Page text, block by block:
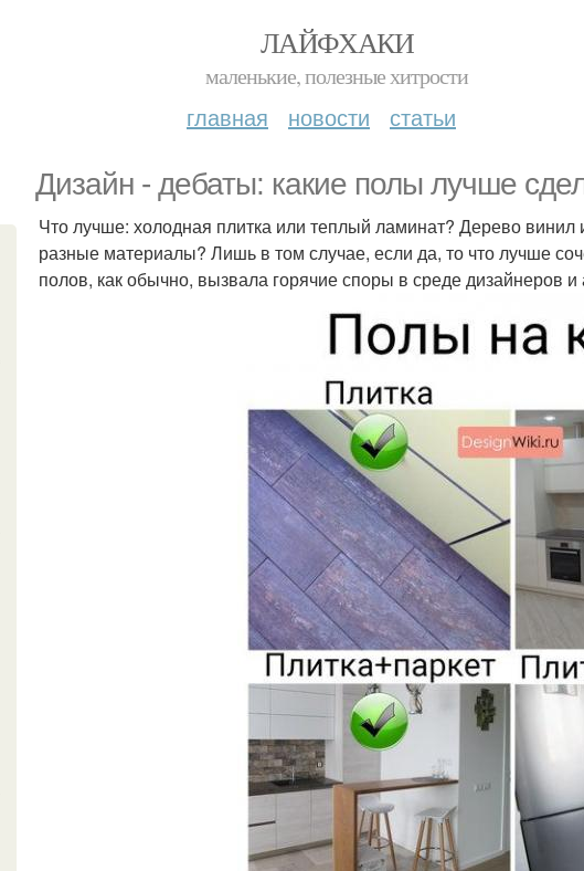
ЛАЙФХАКИ
маленькие, полезные хитрости
главная новости статьи
Дизайн - дебаты: какие полы лучше
Что лучше: холодная плитка или теплый ламинат? Дерево
разные материалы? Лишь в том случае, если да, то что лучше
полов, как обычно, вызвала горячие споры в среде дизайнеров и